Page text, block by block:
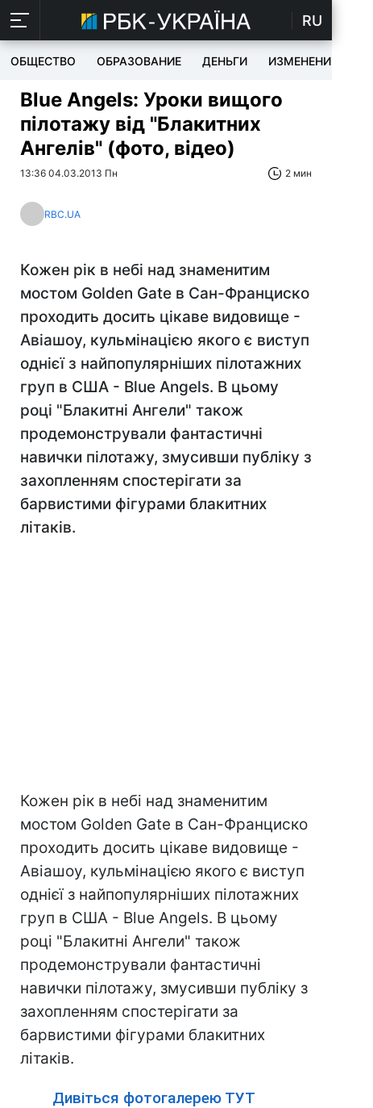
RU
ОБЩЕСТВО ОБРАЗОВАНИЕ ДЕНЬГИ ИЗМЕНЕНИЯ
Blue Angels: Уроки вищого
пілотажу від "Блакитних
Ангелів" (фото, відео)
13:36 04.03.2013 Пн 2 мин
RBC.UA
Кожен рік в небі над знаменитим
мостом Golden Gate в Сан-Франциско
проходить досить цікаве видовище -
Авіашоу, кульмінацією якого є виступ
однієї з найпопулярніших пілотажних
груп в США - Blue Angels. В цьому
році "Блакитні Ангели" також
продемонстрували фантастичні
навички пілотажу, змусивши публіку з
захопленням спостерігати за
барвистими фігурами блакитних
літаків.
Кожен рік в небі над знаменитим
мостом Golden Gate в Сан-Франциско
проходить досить цікаве видовище -
Авіашоу, кульмінацією якого є виступ
однієї з найпопулярніших пілотажних
груп в США - Blue Angels. В цьому
році "Блакитні Ангели" також
продемонстрували фантастичні
навички пілотажу, змусивши публіку з
захопленням спостерігати за
барвистими фігурами блакитних
літаків.
Дивіться фотогалерею ТУТ